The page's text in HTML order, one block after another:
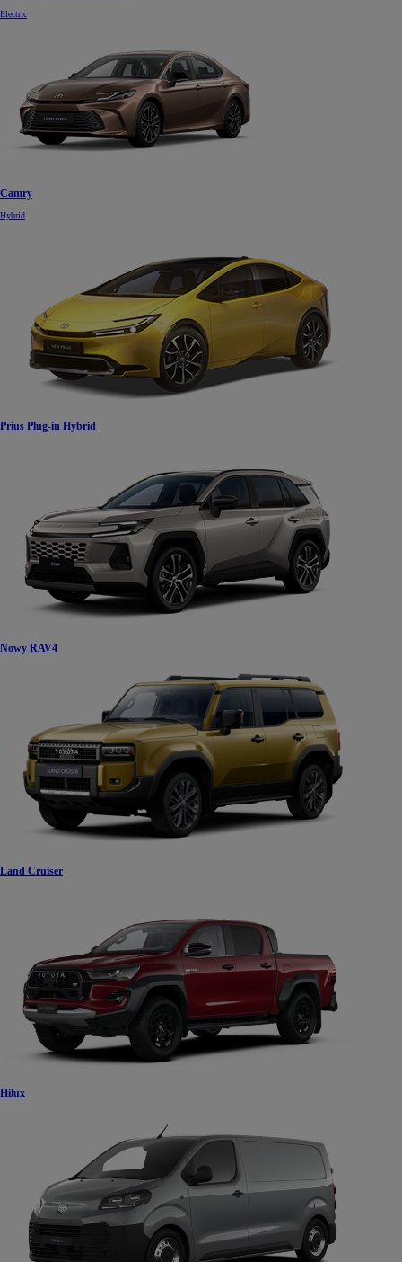
Electric
Camry
Hybrid
Prius Plug-in Hybrid
Nowy RAV4
Land Cruiser
Hilux